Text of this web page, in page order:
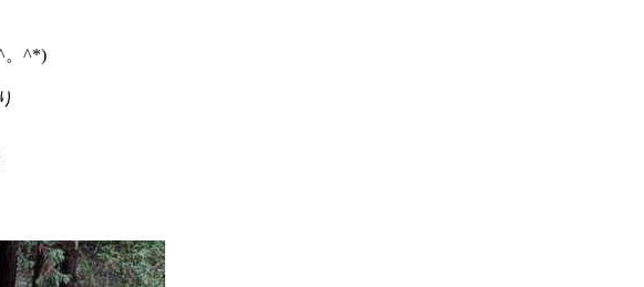
。^*)